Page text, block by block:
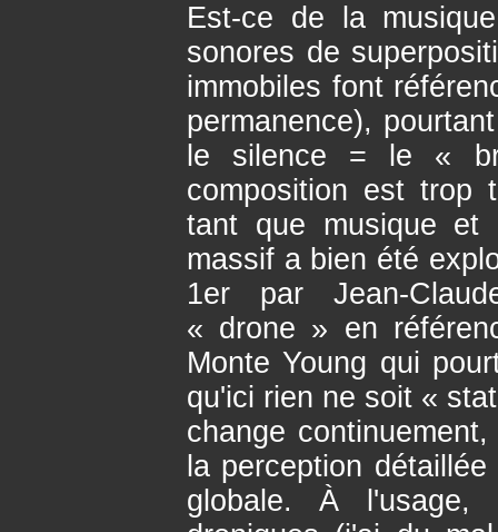
Est-ce de la
sonores de
immobiles font
permanence),
le silence = le «
composition est trop
tant que musique et
massif a bien été
1er par Jean-
« drone » en
Monte Young qui
qu'ici rien ne soit «
change
la perception
globale. À l'usage,